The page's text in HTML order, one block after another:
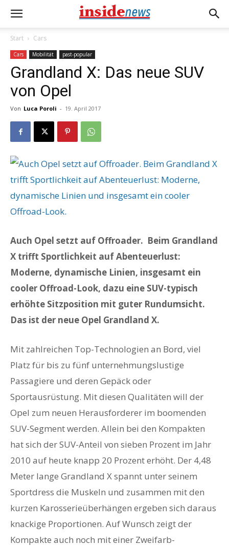
Start Cars
Cars Mobilität past-popular
Grandland X: Das neue SUV
von Opel
Von Luca Poroli - 19. April 2017
Auch Opel setzt auf Offroader. Beim Grandland
X trifft Sportlichkeit auf Abenteuerlust:
Moderne, dynamische Linien, insgesamt ein
cooler Offroad-Look, dazu eine SUV-typisch
erhöhte Sitzposition mit guter Rundumsicht.
Das ist der neue Opel Grandland X.
Mit zahlreichen Top-Technologien an Bord, viel
Platz für bis zu fünf unternehmungslustige
Passagiere und deren Gepäck oder
Sportausrüstung. Mit diesen Qualitäten will der
Opel zum neuen Herausforderer im boomenden
SUV-Segment werden. Allein bei den Kompakten
hat sich der SUV-Anteil von sieben Prozent im Jahr
2010 auf heute knapp 20 Prozent erhöht. Der 4,48
Meter lange Grandland X spannt unter seinem
Sportdress die Muskeln und zusammen mit den
kurzen Karosserieüberhängen ergeben sich daraus
knackige Proportionen. Auf Wunsch zeigt der
Kompakte auch noch mit einer Zweifarb-